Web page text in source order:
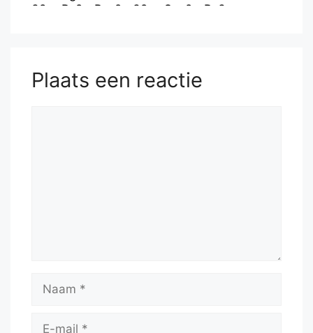
38. Rc2 Rxc2 39. Qxc2
Rc3
Plaats een reactie
Naam